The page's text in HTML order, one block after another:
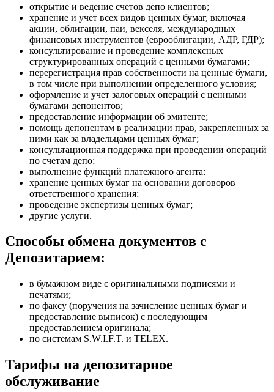
открытие и ведение счетов депо клиентов;
хранение и учет всех видов ценных бумаг, включая
акции, облигации, паи, векселя, международных
финансовых инструментов (еврооблигации, АДР, ГДР);
консультирование и проведение комплексных
структурированных операций с ценными бумагами;
перерегистрация прав собственности на ценные бумаги,
в том числе при выполнении определенного условия;
оформление и учет залоговых операций с ценными
бумагами депонентов;
предоставление информации об эмитенте;
помощь депонентам в реализации прав, закрепленных за
ними как за владельцами ценных бумаг;
консультационная поддержка при проведении операций
по счетам депо;
выполнение функций платежного агента:
хранение ценных бумаг на основании договоров
ответственного хранения;
проведение экспертизы ценных бумаг;
другие услуги.
Способы обмена документов с
Депозитарием:
в бумажном виде с оригинальными подписями и
печатями;
по факсу (поручения на зачисление ценных бумаг и
предоставление выписок) с последующим
предоставлением оригинала;
по системам S.W.I.F.T. и TELEX.
Тарифы на депозитарное
обслуживание